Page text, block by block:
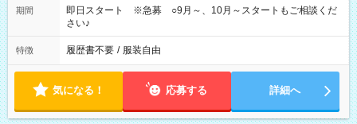
期間
即日スタート ※急募 ○9月～、10月～スタートもご相談くだ
さい♪
特徴 履歴書不要 / 服装自由
気になる！ 応募する 詳細へ